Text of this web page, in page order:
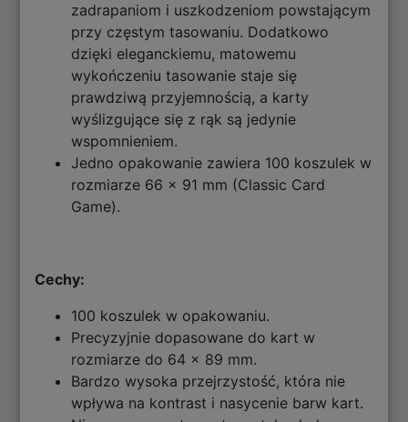
zadrapaniom i uszkodzeniom powstającym
przy częstym tasowaniu. Dodatkowo
dzięki eleganckiemu, matowemu
wykończeniu tasowanie staje się
prawdziwą przyjemnością, a karty
wyślizgujące się z rąk są jedynie
wspomnieniem.
Jedno opakowanie zawiera 100 koszulek w
rozmiarze 66 x 91 mm (Classic Card
Game).
Cechy:
100 koszulek w opakowaniu.
Precyzyjnie dopasowane do kart w
rozmiarze do 64 x 89 mm.
Bardzo wysoka przejrzystość, która nie
wpływa na kontrast i nasycenie barw kart.